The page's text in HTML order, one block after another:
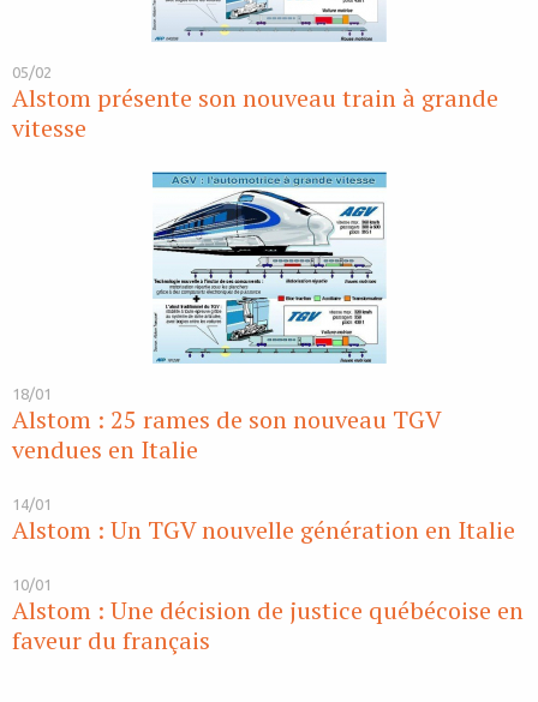
05/02
Alstom présente son nouveau train à grande
vitesse
18/01
Alstom : 25 rames de son nouveau TGV
vendues en Italie
14/01
Alstom : Un TGV nouvelle génération en Italie
10/01
Alstom : Une décision de justice québécoise en
faveur du français